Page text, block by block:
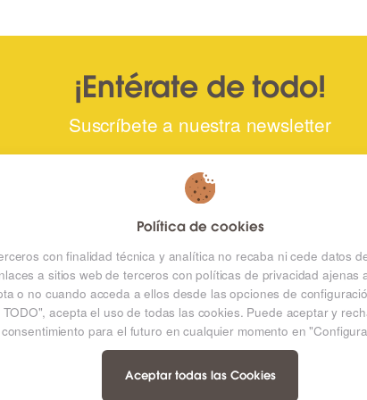
¡Entérate de todo!
Suscríbete a nuestra newsletter
de 10:00h a
CINE
Lunes a Domingo: Consultar
horarios en la Cartelera
Festivos a consultar *
HIPERMERCADO
22:00h
Política de cookies
con finalidad técnica y analítica no recaba ni cede datos
a sitios web de terceros con políticas de privacidad ajenas
o no cuando acceda a ellos desde las opciones de
acepta el uso de todas las cookies. Puede aceptar y
consentimiento para el futuro en cualquier momento en
Aceptar todas las Cookies